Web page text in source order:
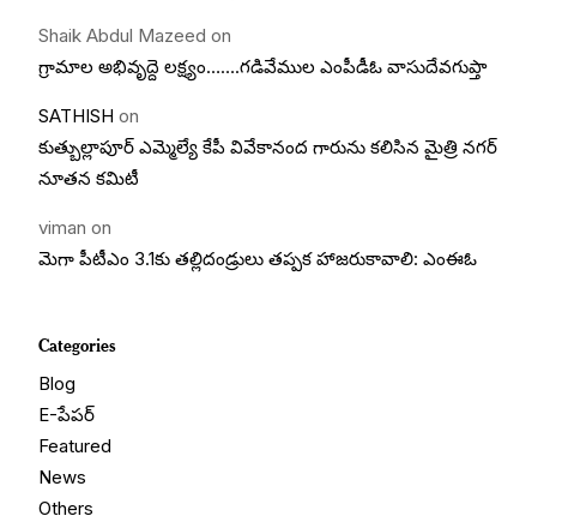
Shaik Abdul Mazeed on
గ్రామాల అభివృద్దె లక్ష్యం…….గడివేముల ఎంపీడీఓ వాసుదేవగుప్తా
SATHISH on
కుత్బుల్లాపూర్ ఎమ్మెల్యే కేపీ వివేకానంద గారును కలిసిన మైత్రి నగర్
నూతన కమిటీ
viman on
మెగా పీటీఎం 3.1కు తల్లిదండ్రులు తప్పక హాజరుకావాలి: ఎంఈఓ
Categories
Blog
E-పేపర్
Featured
News
Others